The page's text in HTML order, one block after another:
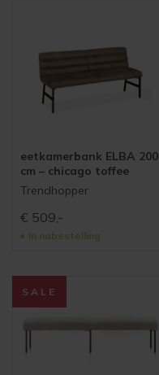
eetkamerbank ELBA 200
cm – chicago toffee
Trendhopper
€ 509,-
In nabestelling
SALE